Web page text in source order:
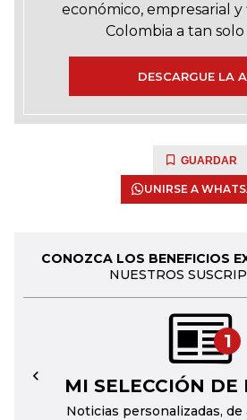
económico, empresarial
Colombia a tan
DESCARGUE LA
GUARDAR
UNIRSE A
CONOZCA LOS BENEFICIOS
NUESTROS
1
MI SELECCIÓN DE
Noticias personalizadas, de
←